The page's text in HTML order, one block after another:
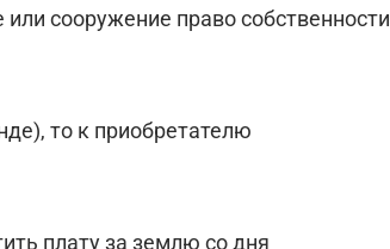
сооружение право собственности
то к приобретателю
плату за землю со дня